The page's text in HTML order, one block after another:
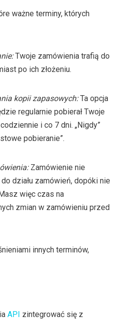
ważne terminy, których
Twoje zamówienia trafią do
po ich złożeniu.
kopii zapasowych:Ta opcja
regularnie pobierał Twoje
i co 7 dni. „Nigdy”
pobieranie”.
Zamówienie nie
działu zamówień, dopóki nie
więc czas na
zmian w zamówieniu przed
innych terminów,
API zintegrować się z